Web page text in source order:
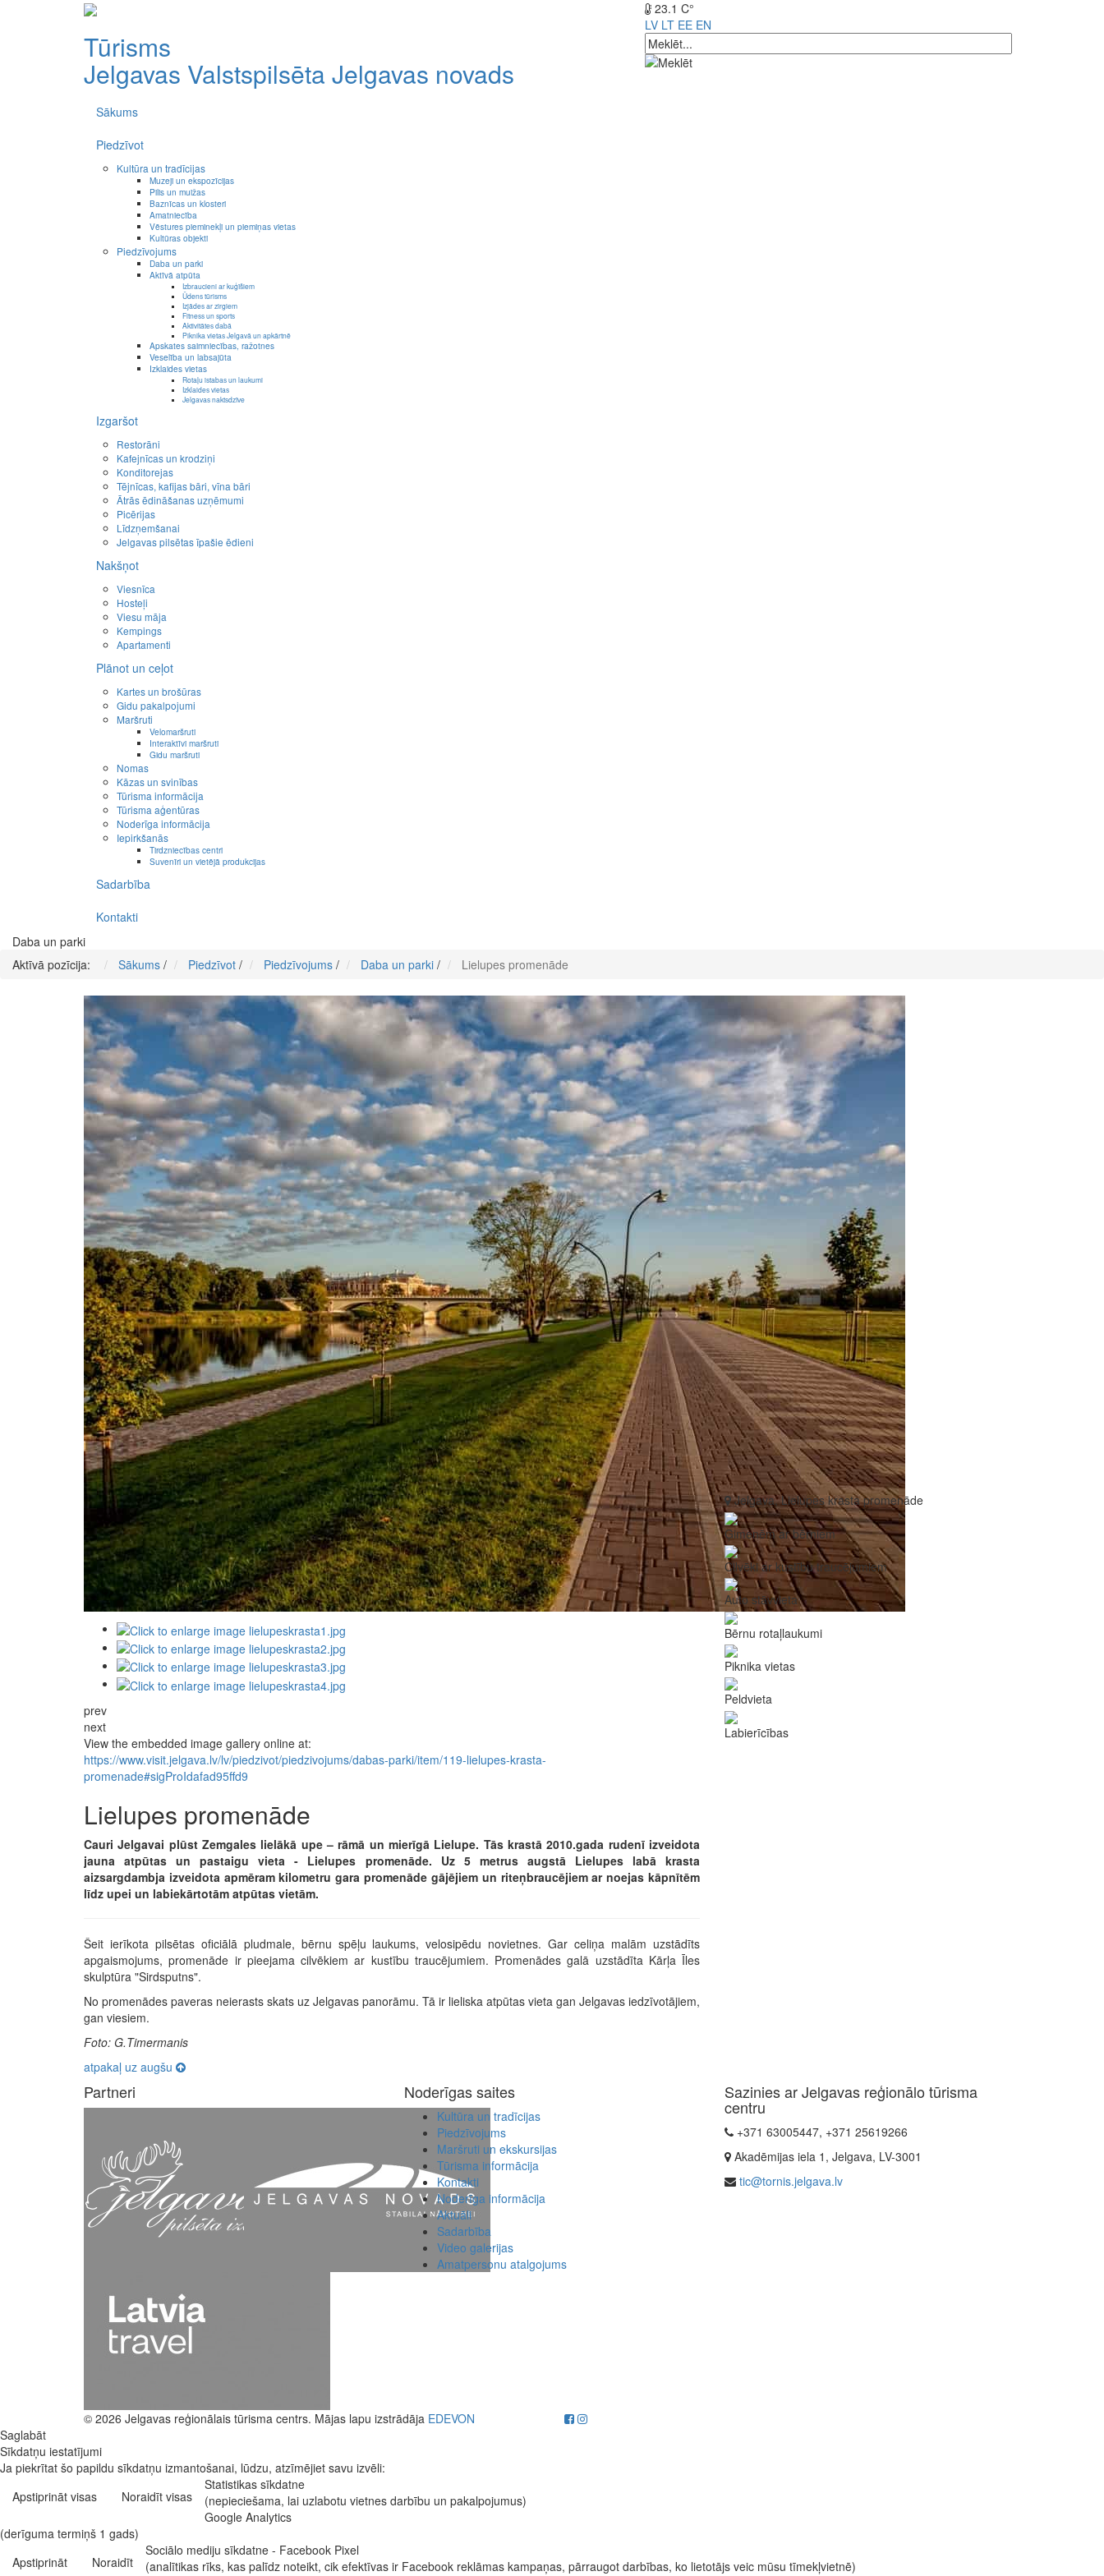
Tūrisms
Jelgavas Valstspilsēta Jelgavas novads
23.1 C°
LV LT EE EN
Sākums
Piedzīvot
Kultūra un tradīcijas
Muzeji un ekspozīcijas
Pilis un muižas
Baznīcas un klosteri
Amatniecība
Vēstures pieminekļi un piemiņas vietas
Kultūras objekti
Piedzīvojums
Daba un parki
Aktīvā atpūta
Izbraucieni ar kuģīšiem
Ūdens tūrisms
Izjādes ar zirgiem
Fitness un sports
Aktivitātes dabā
Piknika vietas Jelgavā un apkārtnē
Apskates saimniecības, ražotnes
Veselība un labsajūta
Izklaides vietas
Rotaļu istabas un laukumi
Izklaides vietas
Jelgavas naktsdzīve
Izgaršot
Restorāni
Kafejnīcas un krodziņi
Konditorejas
Tējnīcas, kafijas bāri, vīna bāri
Ātrās ēdināšanas uzņēmumi
Picērijas
Līdzņemšanai
Jelgavas pilsētas īpašie ēdieni
Nakšņot
Viesnīca
Hosteļi
Viesu māja
Kempings
Apartamenti
Plānot un ceļot
Kartes un brošūras
Gidu pakalpojumi
Maršruti
Velomaršruti
Interaktīvi maršruti
Gidu maršruti
Nomas
Kāzas un svinības
Tūrisma informācija
Tūrisma aģentūras
Noderīga informācija
Iepirkšanās
Tirdzniecības centri
Suvenīri un vietējā produkcijas
Sadarbība
Kontakti
Daba un parki
Aktīvā pozīcija:
Sākums / Piedzīvot / Piedzīvojums / Daba un parki / Lielupes promenāde
prev
next
View the embedded image gallery online at:
https://www.visit.jelgava.lv/lv/piedzivot/piedzivojums/dabas-parki/item/119-lielupes-krasta-
promenade#sigProIdafad95ffd9
Lielupes promenāde
Cauri Jelgavai plūst Zemgales lielākā upe – rāmā un mierīgā Lielupe. Tās krastā 2010.gada rudenī izveidota
jauna atpūtas un pastaigu vieta - Lielupes promenāde. Uz 5 metrus augstā Lielupes labā krasta
aizsargdambja izveidota apmēram kilometru gara promenāde gājējiem un riteņbraucējiem ar noejas kāpnītēm
līdz upei un labiekārtotām atpūtas vietām.
Šeit ierīkota pilsētas oficiālā pludmale, bērnu spēļu laukums, velosipēdu novietnes. Gar celiņa malām uzstādīts
apgaismojums, promenāde ir pieejama cilvēkiem ar kustību traucējumiem. Promenādes galā uzstādīta Kārļa Īles
skulptūra "Sirdsputns".
No promenādes paveras neierasts skats uz Jelgavas panorāmu. Tā ir lieliska atpūtas vieta gan Jelgavas iedzīvotājiem,
gan viesiem.
Foto: G.Timermanis
atpakaļ uz augšu
Jelgava, Lielupes krasta promenāde
Ģimenēm ar bērniem
Cilvēki ar kustību traucējumiem
Auto stāvvieta
Bērnu rotaļlaukumi
Piknika vietas
Peldvieta
Labierīcības
Partneri Noderīgas saites
Kultūra un tradīcijas
Piedzīvojums
Maršruti un ekskursijas
Tūrisma informācija
Kontakti
Noderīga informācija
Aktuāli
Sadarbība
Video galerijas
Amatpersonu atalgojums
Sazinies ar Jelgavas reģionālo tūrisma
centru
+371 63005447, +371 25619266
Akadēmijas iela 1, Jelgava, LV-3001
tic@tornis.jelgava.lv
© 2026 Jelgavas reģionālais tūrisma centrs. Mājas lapu izstrādāja EDEVON
Saglabāt
Sīkdatņu iestatījumi
Ja piekrītat šo papildu sīkdatņu izmantošanai, lūdzu, atzīmējiet savu izvēli:
Apstiprināt visas
Noraidīt visas
Statistikas sīkdatne
(nepieciešama, lai uzlabotu vietnes darbību un pakalpojumus)
Google Analytics
(derīguma termiņš 1 gads)
Apstiprināt
Noraidīt
Sociālo mediju sīkdatne - Facebook Pixel
(analītikas rīks, kas palīdz noteikt, cik efektīvas ir Facebook reklāmas kampaņas, pārraugot darbības, ko lietotājs veic mūsu tīmekļvietnē)